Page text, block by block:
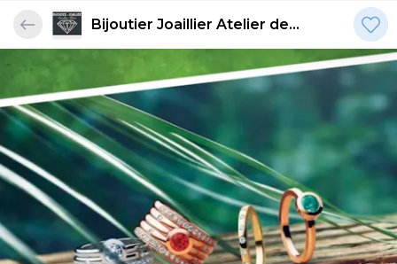
Bijoutier Joaillier Atelier de
Caroline. Bijoux or et argent.